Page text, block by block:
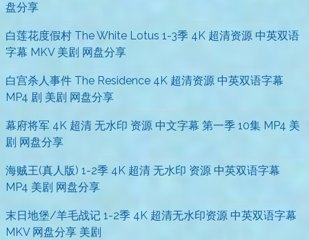
盘分享
白莲花度假村 The White Lotus 1-3季 4K 超清资源 中英双语
字幕 MKV 美剧 网盘分享
白宫杀人事件 The Residence 4K 超清资源 中英双语字幕
MP4 剧 美剧 网盘分享
幕府将军 4K 超清 无水印 资源 中文字幕 第一季 10集 MP4 美
剧 网盘分享
海贼王(真人版) 1-2季 4K 超清 无水印 资源 中英双语字幕
MP4 美剧 网盘分享
末日地堡/羊毛战记 1-2季 4K 超清无水印资源 中英双语字幕
MKV 网盘分享 美剧